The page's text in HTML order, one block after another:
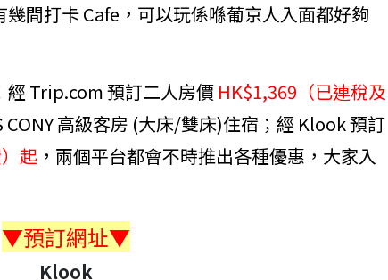
間打卡 Cafe，可以玩係喺葡京人入面都好夠
經 Trip.com 預訂二人房價 HK$1,369（已連稅及
CONY 高級客房 (大床/雙床)住宿；經 Klook 預訂
起 ，兩個平台都會不時推出各種優惠，大家入
▼預訂網址▼
Klook